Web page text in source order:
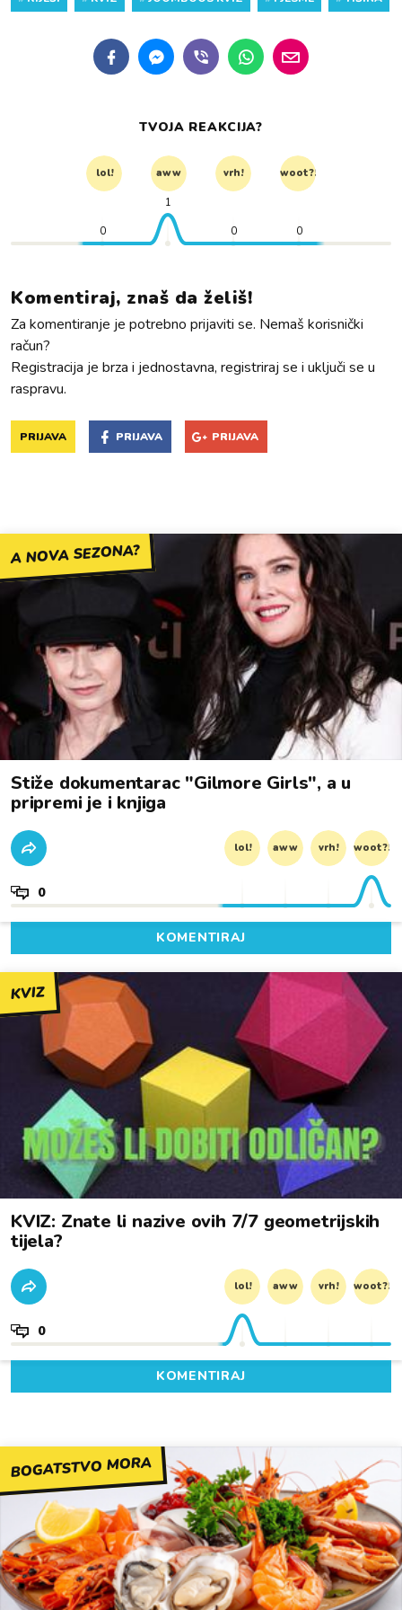
TVOJA REAKCIJA?
lol! aww vrh! woot?!
0
1
0 0
Komentiraj, znaš da želiš!
Za komentiranje je potrebno prijaviti se. Nemaš korisnički
račun?
Registracija je brza i jednostavna, registriraj se i uključi se u
raspravu.
PRIJAVA PRIJAVA PRIJAVA
A NOVA SEZONA?
Stiže dokumentarac "Gilmore Girls", a u
pripremi je i knjiga
lol! aww vrh! woot?!
0
KOMENTIRAJ
KVIZ
KVIZ: Znate li nazive ovih 7/7 geometrijskih
tijela?
lol! aww vrh! woot?!
0
KOMENTIRAJ
BOGATSTVO MORA